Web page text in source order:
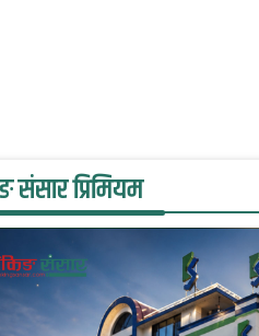
संसार प्रिमियम